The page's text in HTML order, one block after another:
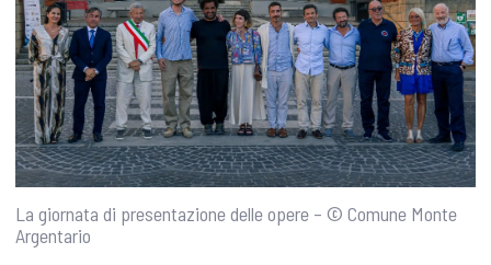
La giornata di presentazione delle opere – © Comune Monte
Argentario